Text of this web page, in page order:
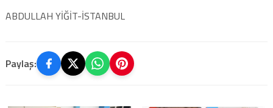
ABDULLAH YİĞİT-İSTANBUL
Paylaş: